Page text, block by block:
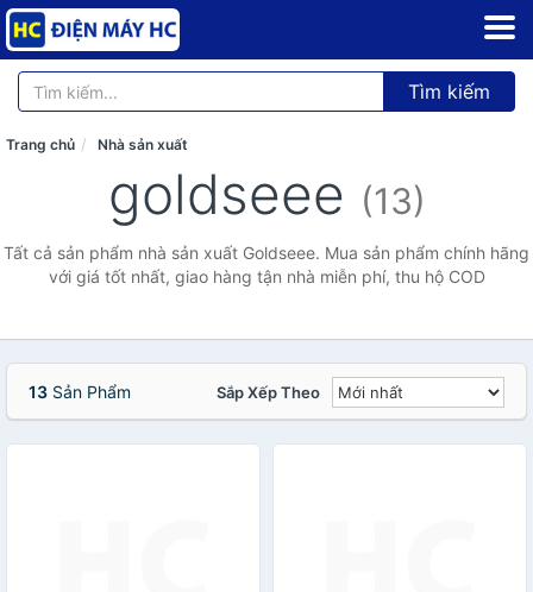
Tìm kiếm
Trang chủ Nhà sản xuất
goldseee (13)
Tất cả sản phẩm nhà sản xuất Goldseee. Mua sản phẩm chính hãng
với giá tốt nhất, giao hàng tận nhà miễn phí, thu hộ COD
13 Sản Phẩm Sắp Xếp Theo